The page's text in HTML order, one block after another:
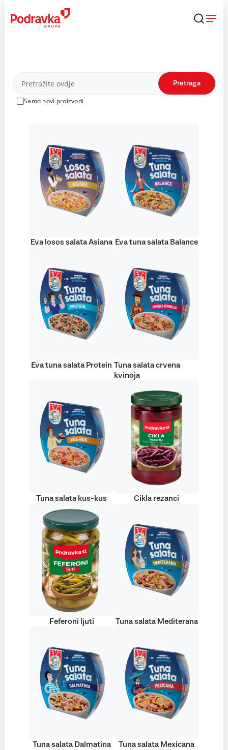
content
Proizvodi
Samo novi proizvodi
Pretraga
Eva losos salata Asiana Eva tuna salata Balance
Eva tuna salata Protein Tuna salata crvena
kvinoja
Tuna salata kus-kus Cikla rezanci
Feferoni ljuti Tuna salata Mediterana
Tuna salata Dalmatina Tuna salata Mexicana